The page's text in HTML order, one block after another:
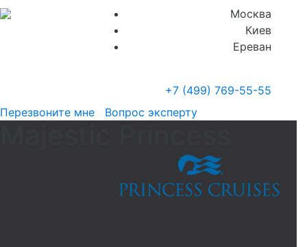
Москва
Киев
Ереван
+7 (499) 769-55-55
Перезвоните мне
Вопрос эксперту